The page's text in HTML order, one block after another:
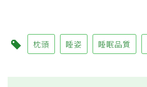
枕頭 睡姿 睡眠品質